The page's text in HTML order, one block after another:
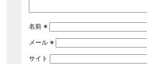
名前 ※
メール ※
サイト